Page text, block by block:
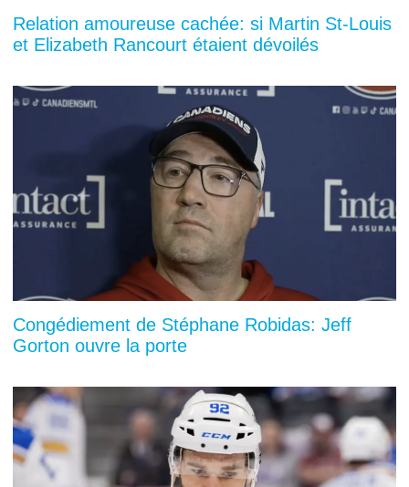
Relation amoureuse cachée: si Martin St-Louis
et Elizabeth Rancourt étaient dévoilés
Congédiement de Stéphane Robidas: Jeff
Gorton ouvre la porte